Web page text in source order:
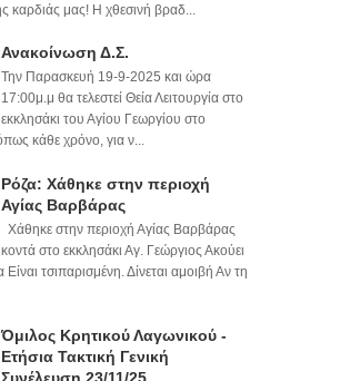
καρδιάς μας! Η χθεσινή βραδ...
Ανακοίνωση Δ.Σ.
Την Παρασκευή 19-9-2025 και ώρα
17:00μ.μ θα τελεστεί Θεία Λειτουργία στο
εκκλησάκι του Αγίου Γεωργίου στο
κάθε χρόνο, για ν...
Ρόζα: Χάθηκε στην περιοχή
Αγίας Βαρβάρας
Χάθηκε στην περιοχή Αγίας Βαρβάρας
κοντά στο εκκλησάκι Αγ. Γεώργιος Ακούει
τσιπαρισμένη. Δίνεται αμοιβή Αν τη
Όμιλος Κρητικού Λαγωνικού -
Ετήσια Τακτική Γενική